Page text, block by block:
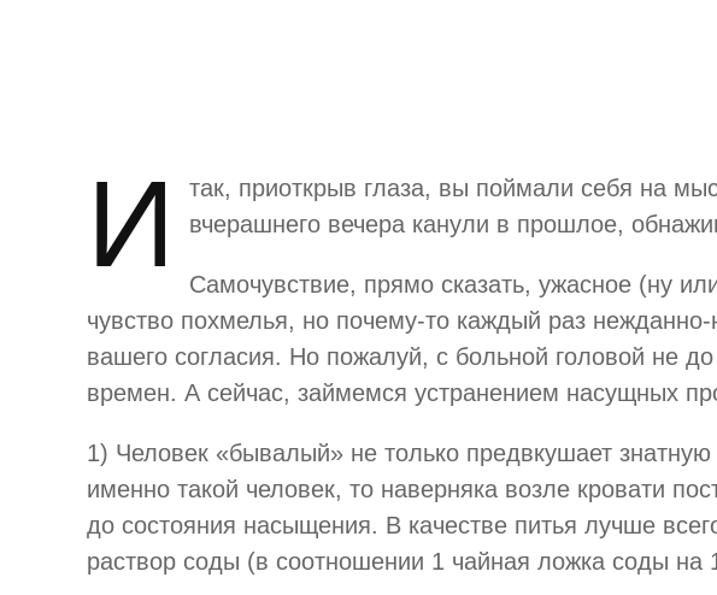
И
так, приоткрыв глаза, вы поймали себя на
вчерашнего вечера канули в прошлое,
Самочувствие, прямо сказать, ужасное (ну
чувство похмелья, но почему-то каждый раз
вашего согласия. Но пожалуй, с больной головой не
времен. А сейчас, займемся устранением насущных
1) Человек «бывалый» не только предвкушает
именно такой человек, то наверняка возле кровати
до состояния насыщения. В качестве питья лучше
раствор соды (в соотношении 1 чайная ложка соды на